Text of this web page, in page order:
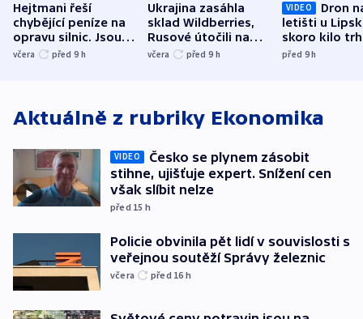
Hejtmani řeší
chybějící peníze na
opravu silnic. Jsou
nenárokové, namítá
včera před 9 h
Ukrajina zasáhla
sklad Wildberries,
Rusové útočili na
trh, hasiče či
včera před 9 h
VIDEO
Dron
letišti u
skoro kilo
indicie
před 9h
Aktuálně z rubriky Ekonomika
VIDEO
Česko se plynem zásobit
stihne, ujišťuje expert. Snížení cen
však slíbit nelze
před 15 h
Policie obvinila pět lidí v souvislosti s
veřejnou soutěží Správy železnic
včera před 16 h